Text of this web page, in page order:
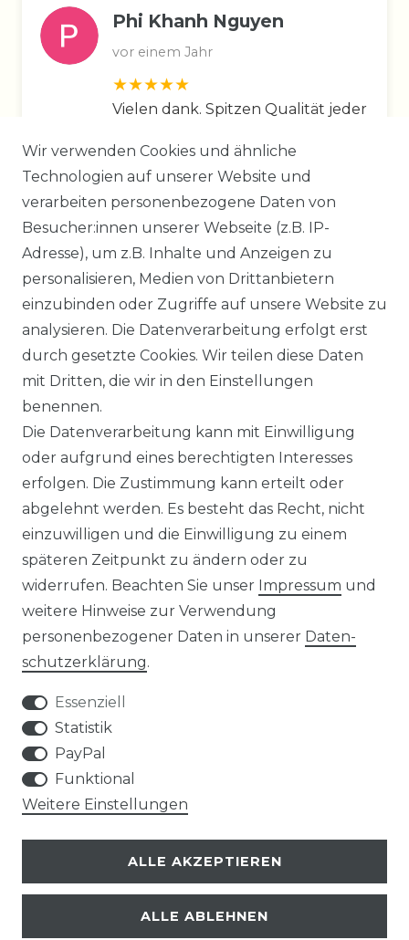
Phi Khanh Nguyen
vor einem Jahr
Vielen dank. Spitzen Qualität jeder
sehr nett
Zum Google-Profil
Datenstand: 7.8.2026
Impressum Daten­schutz­erklärung
AGB Widerrufs­recht
Kontakt
SERVICE
VERSANDKOSTEN
AN- UND VERKAUF VON TONTRÄGERN
Wir verwenden Cookies und ähnliche
Technologien auf unserer Website und
verarbeiten personenbezogene Daten von
Besucher:innen unserer Webseite (z.B. IP-
Adresse), um z.B. Inhalte und Anzeigen zu
personalisieren, Medien von Drittanbietern
einzubinden oder Zugriffe auf unsere Website zu
analysieren. Die Datenverarbeitung erfolgt erst
durch gesetzte Cookies. Wir teilen diese Daten
mit Dritten, die wir in den Einstellungen
benennen.
Die Datenverarbeitung kann mit Einwilligung
oder aufgrund eines berechtigten Interesses
erfolgen. Die Zustimmung kann erteilt oder
abgelehnt werden. Es besteht das Recht, nicht
einzuwilligen und die Einwilligung zu einem
späteren Zeitpunkt zu ändern oder zu
widerrufen. Beachten Sie unser Impressum und
weitere Hinweise zur Verwendung
personenbezogener Daten in unserer Daten­
schutz­erklärung.
Essenziell
Statistik
PayPal
Funktional
Weitere Einstellungen
ALLE AKZEPTIEREN
ALLE ABLEHNEN